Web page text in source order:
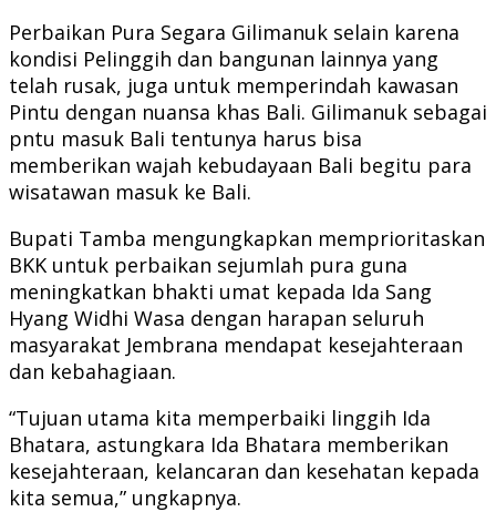
Perbaikan Pura Segara Gilimanuk selain karena
kondisi Pelinggih dan bangunan lainnya yang
telah rusak, juga untuk memperindah kawasan
Pintu dengan nuansa khas Bali. Gilimanuk sebagai
pntu masuk Bali tentunya harus bisa
memberikan wajah kebudayaan Bali begitu para
wisatawan masuk ke Bali.
Bupati Tamba mengungkapkan memprioritaskan
BKK untuk perbaikan sejumlah pura guna
meningkatkan bhakti umat kepada Ida Sang
Hyang Widhi Wasa dengan harapan seluruh
masyarakat Jembrana mendapat kesejahteraan
dan kebahagiaan.
“Tujuan utama kita memperbaiki linggih Ida
Bhatara, astungkara Ida Bhatara memberikan
kesejahteraan, kelancaran dan kesehatan kepada
kita semua,” ungkapnya.